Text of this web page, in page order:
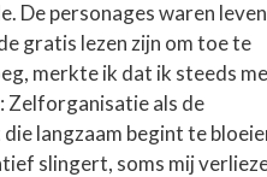
De personages waren
gratis lezen zijn om toe te
merkte ik dat ik steeds
Zelforganisatie als de
langzaam begint te
slingert, soms mij